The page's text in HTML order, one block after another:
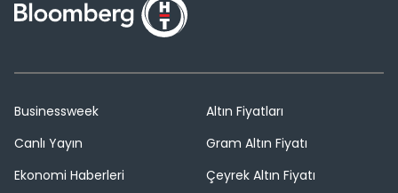
Businessweek
Canlı Yayın
Ekonomi Haberleri
Altın Fiyatları
Gram Altın Fiyatı
Çeyrek Altın Fiyatı